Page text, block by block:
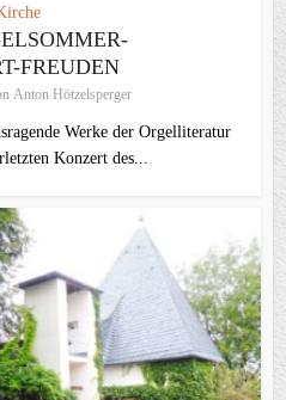
FREUDEN
Anton Hötzelsperger
Werke der Orgelliteratur
Konzert des...